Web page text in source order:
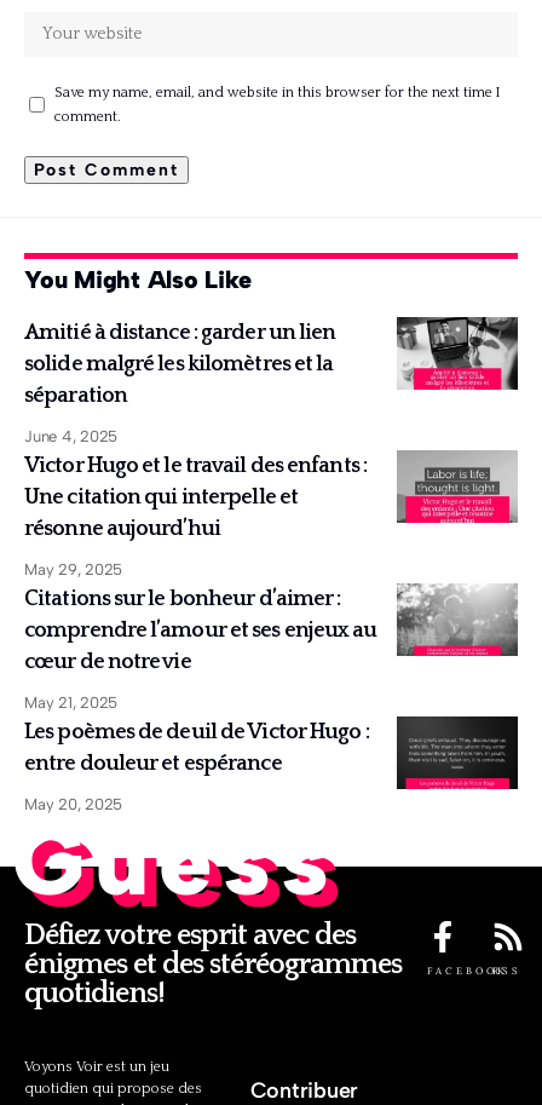
Save my name, email, and website in this browser for the next time I
comment.
You Might Also Like
Amitié à distance : garder un lien
solide malgré les kilomètres et la
séparation
June 4, 2025
Victor Hugo et le travail des enfants :
Une citation qui interpelle et
résonne aujourd’hui
May 29, 2025
Citations sur le bonheur d’aimer :
comprendre l’amour et ses enjeux au
cœur de notre vie
May 21, 2025
Les poèmes de deuil de Victor Hugo :
entre douleur et espérance
May 20, 2025
Guess
Défiez votre esprit avec des
énigmes et des stéréogrammes
quotidiens!
FACEBOOKRSS
Voyons Voir est un jeu
quotidien qui propose des
Contribuer